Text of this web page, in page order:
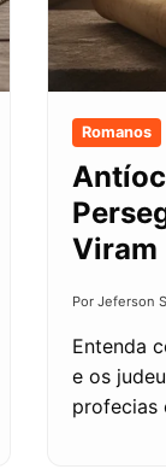
Romanos
Viram
Por Jeferson
Entenda
e os
profecias